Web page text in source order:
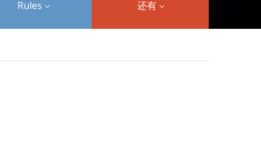
Rules 还有